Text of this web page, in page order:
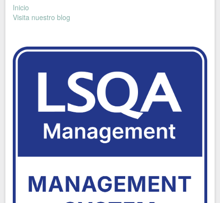
Inicio
Visita nuestro blog